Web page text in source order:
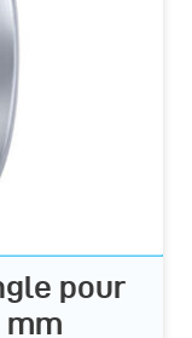
pour
mm